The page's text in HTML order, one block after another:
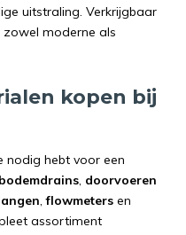
uitstraling. Verkrijgbaar
zowel moderne als
kopen bij
nodig hebt voor een
bodemdrains, doorvoeren
,flowmeters en
assortiment